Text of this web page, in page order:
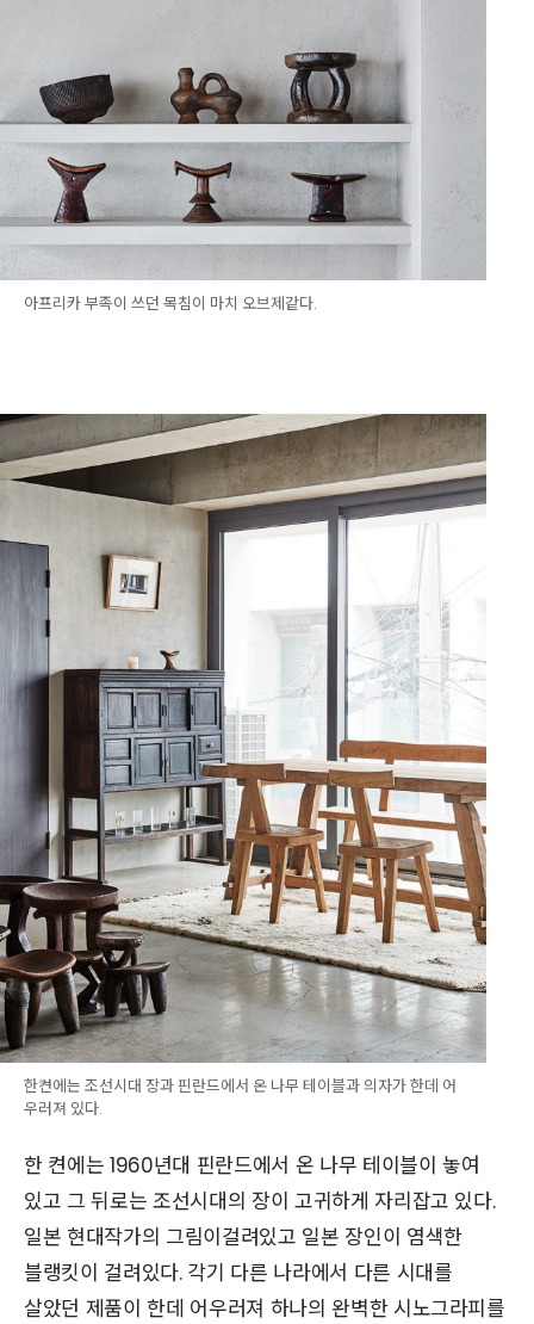
아프리카 부족이 쓰던 목침이 마치 오브제같다.
한켠에는 조선시대 장과 핀란드에서 온 나무 테이블과 의자가 한데 어
우러져 있다.
한 켠에는 1960년대 핀란드에서 온 나무 테이블이 놓여
있고 그 뒤로는 조선시대의 장이 고귀하게 자리잡고 있다.
일본 현대작가의 그림이걸려있고 일본 장인이 염색한
블랭킷이 걸려있다. 각기 다른 나라에서 다른 시대를
살았던 제품이 한데 어우러져 하나의 완벽한 시노그라피를